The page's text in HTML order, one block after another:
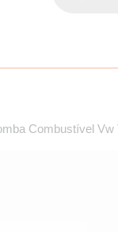
Combustível Vw